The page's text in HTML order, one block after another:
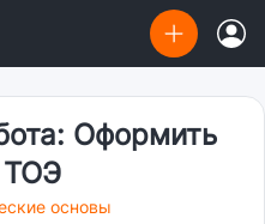
Оформить
ТОЭ
основы